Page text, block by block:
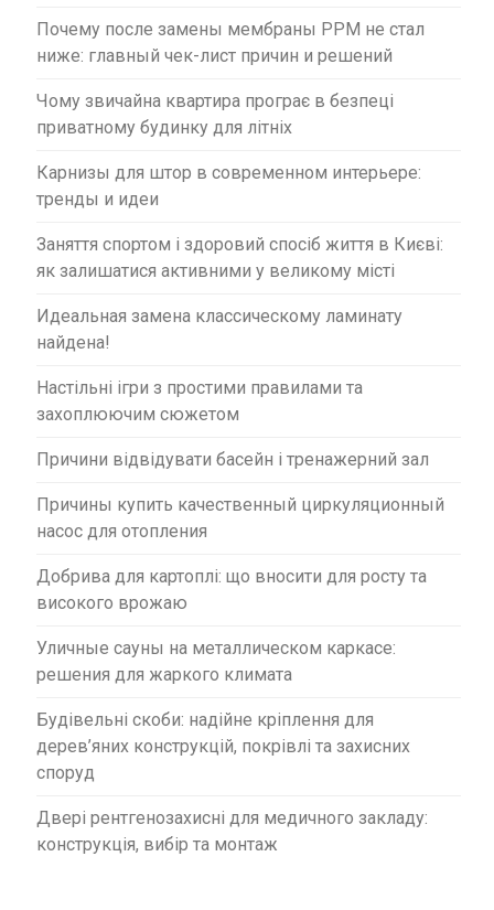
Почему после замены мембраны PPM не стал
ниже: главный чек-лист причин и решений
Чому звичайна квартира програє в безпеці
приватному будинку для літніх
Карнизы для штор в современном интерьере:
тренды и идеи
Заняття спортом і здоровий спосіб життя в Києві:
як залишатися активними у великому місті
Идеальная замена классическому ламинату
найдена!
Настільні ігри з простими правилами та
захоплюючим сюжетом
Причини відвідувати басейн і тренажерний зал
Причины купить качественный циркуляционный
насос для отопления
Добрива для картоплі: що вносити для росту та
високого врожаю
Уличные сауны на металлическом каркасе:
решения для жаркого климата
Будівельні скоби: надійне кріплення для
дерев’яних конструкцій, покрівлі та захисних
споруд
Двері рентгенозахисні для медичного закладу:
конструкція, вибір та монтаж